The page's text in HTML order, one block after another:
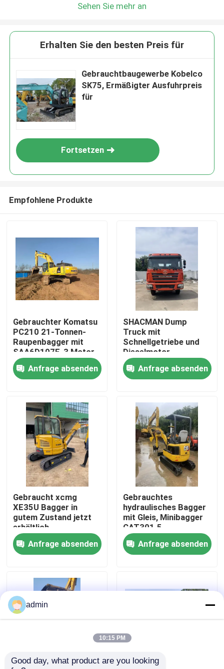
Zu Hause
Produkte
Videos
Über uns
Werksbesichtigung
Qualitätskontrolle
Bitte um ein Angebot
Straßenbaumaschinen
Gebrauchte Baumaschinen
Sehen Sie mehr an
Erhalten Sie den besten Preis für
Gebrauchtbaugewerbe Kobelco
SK75, Ermäßigter Ausfuhrpreis
für
Fortsetzen
Empfohlene Produkte
Gebrauchter Komatsu
PC210 21-Tonnen-
Raupenbagger mit
SAA6D107E-3 Motor
für hocheffizientes
GrabenAnfrage absenden
SHACMAN Dump
Truck mit
Schnellgetriebe und
Dieselmotor,
Ingenieure im Ausland
verfügbar
Anfrage absenden
Gebraucht xcmg
XE35U Bagger in
gutem Zustand jetzt
erhältlich
Anfrage absenden
Gebrauchtes
hydraulisches Bagger
mit Gleis, Minibagger
CAT301.5
Ausfuhrverkauf
Anfrage absenden
admin
10:15 PM
Good day, what product are you looking